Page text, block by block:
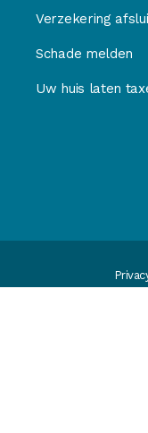
Verzekering
Schade melden
Uw huis laten